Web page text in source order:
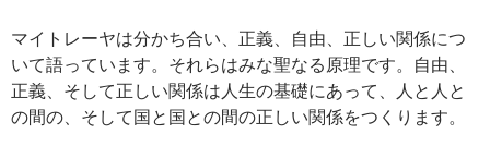
マイトレーヤは分かち合い、正義、自由、正しい関係につ
いて語っています。それらはみな聖なる原理です。自由、
正義、そして正しい関係は人生の基礎にあって、人と人と
の間の、そして国と国との間の正しい関係をつくります。